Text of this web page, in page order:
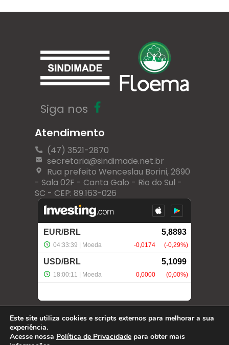
Siga nos
Atendimento
(47) 3521-2870
secretaria@sindimade.net.br
Rua prefeito Wenceslau Borini, 2690
- Sala 02F - Canta Galo - Rio do Sul -
SC - CEP: 89.163-026
Este site utiliza cookies e scripts externos para melhorar a sua
experiência.
Acesse nossa Política de Privacidade para obter mais